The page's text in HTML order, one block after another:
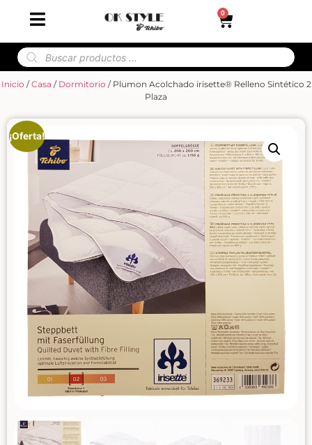
0
Inicio /Casa / Dormitorio / Plumon Acolchado irisette® Relleno Sintético 2
Plaza
¡Oferta!